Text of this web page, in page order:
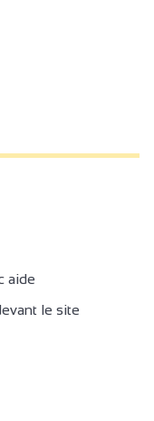
aide
le site